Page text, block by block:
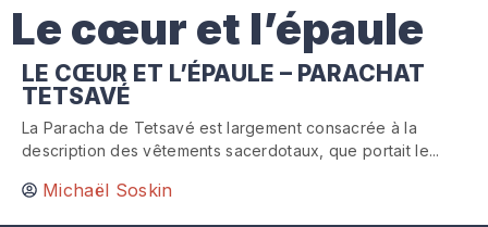
Le cœur et l’épaule
LE CŒUR ET L’ÉPAULE – PARACHAT
TETSAVÉ
La Paracha de Tetsavé est largement consacrée à la
description des vêtements sacerdotaux, que portait le...
Michaël Soskin